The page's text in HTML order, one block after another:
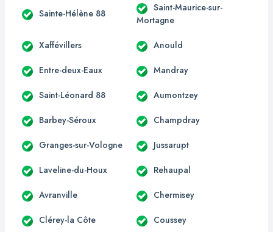
Sainte-Hélène 88
Saint-Maurice-sur-
Mortagne
Xaffévillers Anould
Entre-deux-Eaux Mandray
Saint-Léonard 88 Aumontzey
Barbey-Séroux Champdray
Granges-sur-Vologne Jussarupt
Laveline-du-Houx Rehaupal
Avranville Chermisey
Clérey-la Côte Coussey